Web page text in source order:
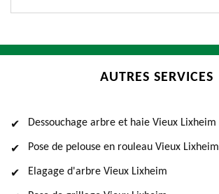
AUTRES SERVICES
Dessouchage arbre et haie Vieux Lixheim
Pose de pelouse en rouleau Vieux Lixheim
Elagage d'arbre Vieux Lixheim